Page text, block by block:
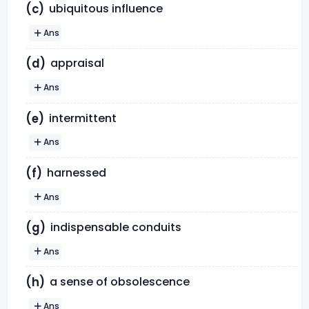
(c) ubiquitous influence
Ans
(d) appraisal
Ans
(e) intermittent
Ans
(f) harnessed
Ans
(g) indispensable conduits
Ans
(h) a sense of obsolescence
Ans